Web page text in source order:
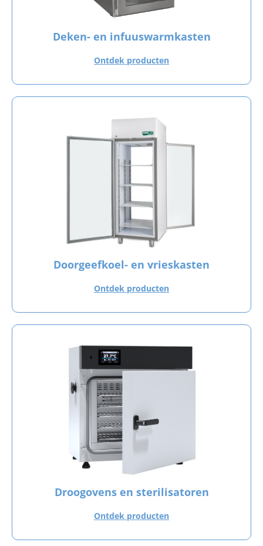
Deken- en infuuswarmkasten
Ontdek producten
Doorgeefkoel- en vrieskasten
Ontdek producten
Droogovens en sterilisatoren
Ontdek producten